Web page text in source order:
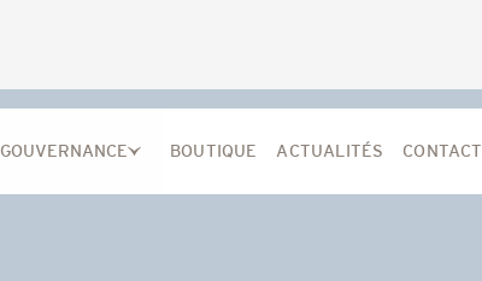
GOUVERNANCE BOUTIQUE ACTUALITÉS CONTACT